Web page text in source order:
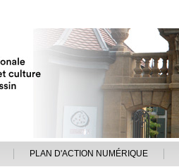
PLAN D'ACTION NUMÉRIQUE